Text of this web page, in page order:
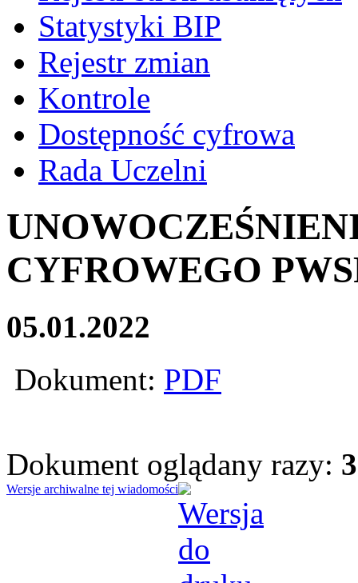
Statystyki BIP
Rejestr zmian
Kontrole
Dostępność cyfrowa
Rada Uczelni
CYFROWEGO
05.01.2022
Dokument: PDF
Dokument oglądany razy:
Wersje archiwalne tej wiadomości